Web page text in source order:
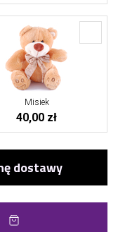
Misiek
40,00 zł